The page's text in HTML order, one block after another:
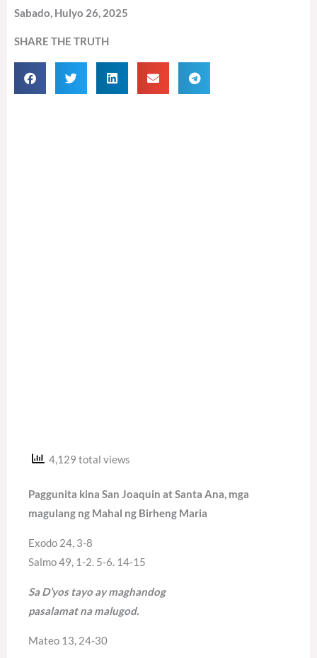
Sabado, Hulyo 26, 2025
SHARE THE TRUTH
4,129 total views
Paggunita kina San Joaquin at Santa Ana, mga
magulang ng Mahal ng Birheng Maria
Exodo 24, 3-8
Salmo 49, 1-2. 5-6. 14-15
Sa D’yos tayo ay maghandog
pasalamat na malugod.
Mateo 13, 24-30